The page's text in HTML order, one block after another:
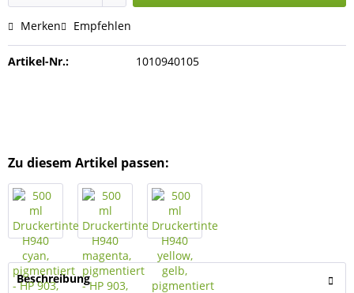
Merken Empfehlen
Artikel-Nr.: 1010940105
Zu diesem Artikel passen:
Beschreibung